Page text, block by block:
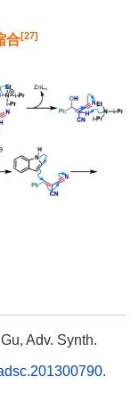
合[27]
Adv. Synth.
.